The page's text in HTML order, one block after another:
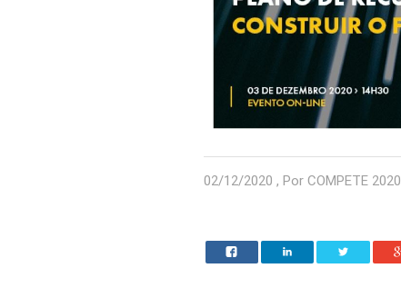
02/12/2020 , Por COMPETE 2020